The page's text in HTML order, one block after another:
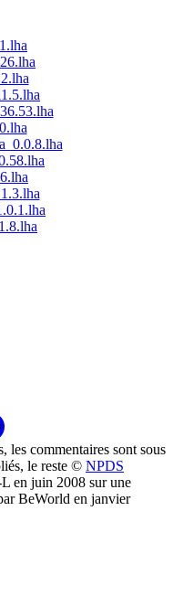
les commentaires sont sous
le reste © NPDS
en juin 2008 sur une
BeWorld en janvier